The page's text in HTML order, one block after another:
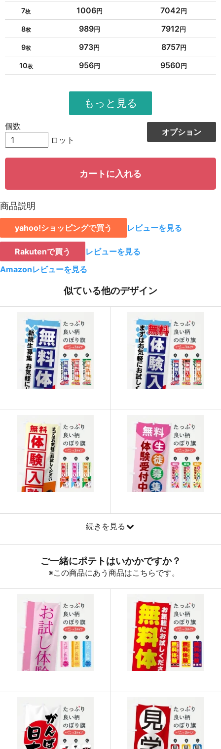
7 1006 7042
8 989 7912
9 973 8757
10 956 9560
951
12324
13216
15 942 14130
939
18
19 928 15776
20 923
21 921
919
24 915 21960
25 913 22825
26 911 23686
27 909 24543
29 905 26245
902 27060
31 901 27931
32 899 28768
33 897 29601
893
888 32856
887 33706
40 883 35320
41 880 36080
42 878 36876
43 876 37668
874 39330
873 40158
47 872 40984
オプション
個数
ロット
カートに入れる
商品説明
yahoo!ショッピングで買う レビューを見る
Rakutenで買う
レビューを見る
Amazonレビューを見る
似ている他のデザイン
続きを見る